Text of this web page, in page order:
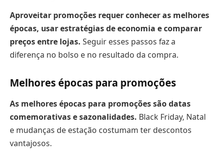
Aproveitar promoções requer conhecer as melhores
épocas, usar estratégias de economia e comparar
preços entre lojas. Seguir esses passos faz a
diferença no bolso e no resultado da compra.
Melhores épocas para promoções
As melhores épocas para promoções são datas
comemorativas e sazonalidades. Black Friday, Natal
e mudanças de estação costumam ter descontos
vantajosos.